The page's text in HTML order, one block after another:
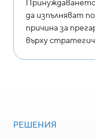
да изпълняват
причина за
върху
РЕШЕНИЯ